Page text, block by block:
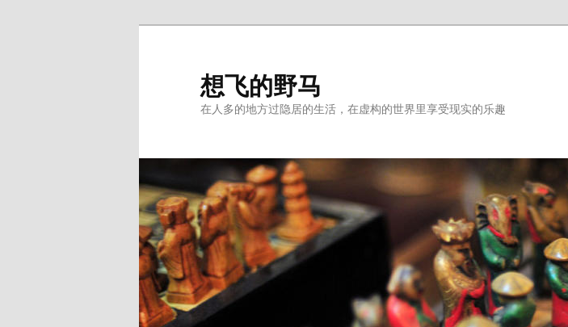
想飞的野马
在人多的地方过隐居的生活，在虚构的世界里享受现实的乐趣